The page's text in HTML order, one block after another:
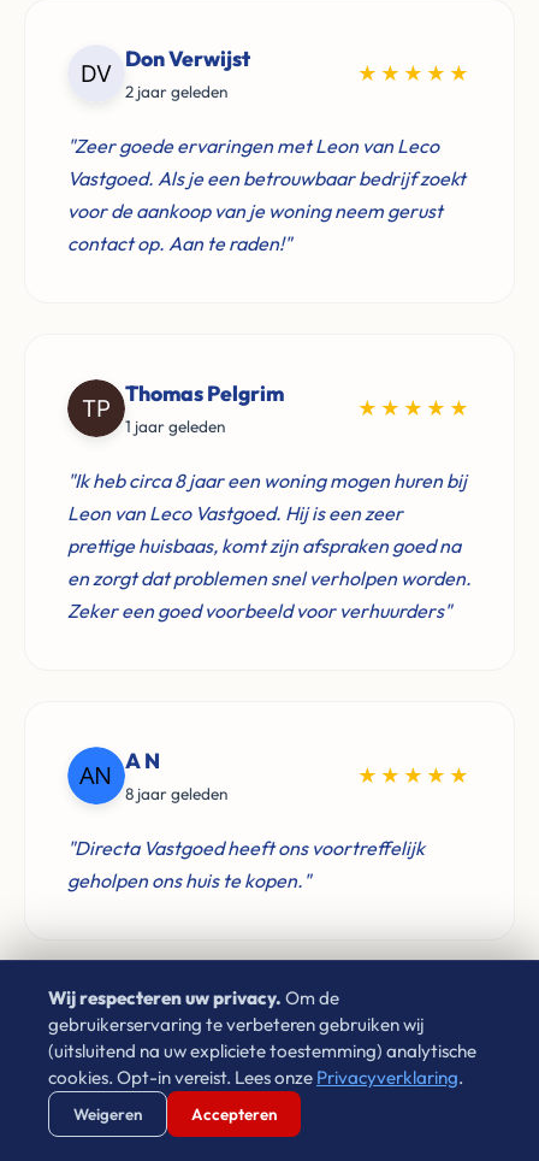
Don Verwijst
2 jaar geleden
★★★★★
"Zeer goede ervaringen met Leon van Leco
Vastgoed. Als je een betrouwbaar bedrijf zoekt
voor de aankoop van je woning neem gerust
contact op. Aan te raden!"
Thomas Pelgrim
1 jaar geleden
★★★★★
"Ik heb circa 8 jaar een woning mogen huren bij
Leon van Leco Vastgoed. Hij is een zeer
prettige huisbaas, komt zijn afspraken goed na
en zorgt dat problemen snel verholpen worden.
Zeker een goed voorbeeld voor verhuurders"
A N
8 jaar geleden
★★★★★
"Directa Vastgoed heeft ons voortreffelijk
geholpen ons huis te kopen."
Laura Cornet
4 jaar geleden
★★★★★
"Sinds 2009 heb ik via Leon gehuurd in
Wij respecteren uw privacy. Om de
gebruikerservaring te verbeteren gebruiken wij
(uitsluitend na uw expliciete toestemming) analytische
cookies. Opt-in vereist. Lees onze Privacyverklaring.
Weigeren Accepteren
Verstuur WhatsApp